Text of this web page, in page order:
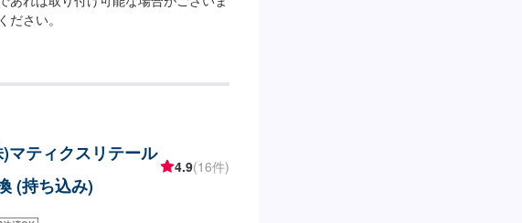
さい。
マティクスリテール
(持ち込み)
4.9(16件)